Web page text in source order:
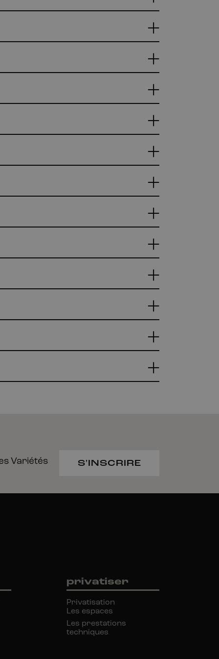
Variétés
S'INSCRIRE
privatiser
Privatisation
Les espaces
Les prestations
techniques